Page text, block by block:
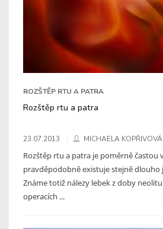
ROZŠTĚP RTU A PATRA
Rozštěp rtu a patra
23.07.2013 MICHAELA KOPŘIVOVÁ
Rozštěp rtu a patra je poměrně častou
pravděpodobně existuje stejně dlouho
Známe totiž nálezy lebek z doby
operacích ...